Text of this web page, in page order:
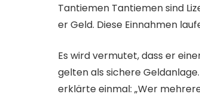
Tantiemen Tantiemen sind
er Geld. Diese Einnahmen
Es wird vermutet, dass er
gelten als sichere
erklärte einmal: „Wer